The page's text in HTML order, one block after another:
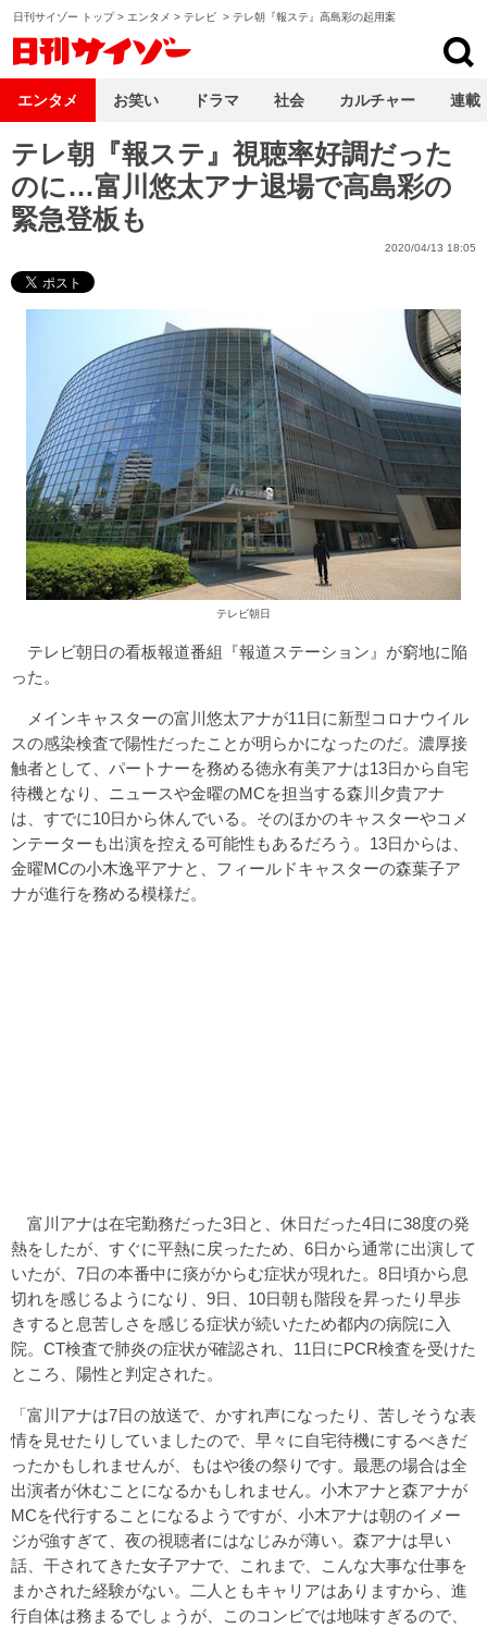
日刊サイゾー トップ> エンタメ > テレビ > テレ朝『報ステ』高島彩の起用案
テレ朝『報ステ』視聴率好調だった
のに…富川悠太アナ退場で高島彩の
緊急登板も
2020/04/13 18:05
テレビ朝日
テレビ朝日の看板報道番組『報道ステーション』が窮地に陥
った。
メインキャスターの富川悠太アナが11日に新型コロナウイル
スの感染検査で陽性だったことが明らかになったのだ。濃厚接
触者として、パートナーを務める徳永有美アナは13日から自宅
待機となり、ニュースや金曜のMCを担当する森川夕貴アナ
は、すでに10日から休んでいる。そのほかのキャスターやコメ
ンテーターも出演を控える可能性もあるだろう。13日からは、
金曜MCの小木逸平アナと、フィールドキャスターの森葉子ア
ナが進行を務める模様だ。
富川アナは在宅勤務だった3日と、休日だった4日に38度の発
熱をしたが、すぐに平熱に戻ったため、6日から通常に出演して
いたが、7日の本番中に痰がからむ症状が現れた。8日頃から息
切れを感じるようになり、9日、10日朝も階段を昇ったり早歩
きすると息苦しさを感じる症状が続いたため都内の病院に入
院。CT検査で肺炎の症状が確認され、11日にPCR検査を受けた
ところ、陽性と判定された。
「富川アナは7日の放送で、かすれ声になったり、苦しそうな表
情を見せたりしていましたので、早々に自宅待機にするべきだ
ったかもしれませんが、もはや後の祭りです。最悪の場合は全
出演者が休むことになるかもしれません。小木アナと森アナが
MCを代行することになるようですが、小木アナは朝のイメー
ジが強すぎて、夜の視聴者にはなじみが薄い。森アナは早い
話、干されてきた女子アナで、これまで、こんな大事な仕事を
まかされた経験がない。二人ともキャリアはありますから、進
行自体は務まるでしょうが、このコンビでは地味すぎるので、
エンタメ お笑い ドラマ 社会 カルチャー 連載